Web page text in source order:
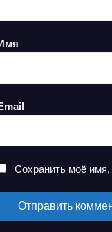
Сохранить моё